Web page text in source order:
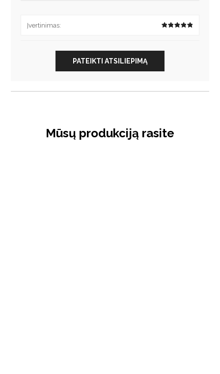
Įvertinimas:
PATEIKTI ATSILIEPIMĄ
Mūsų produkciją rasite